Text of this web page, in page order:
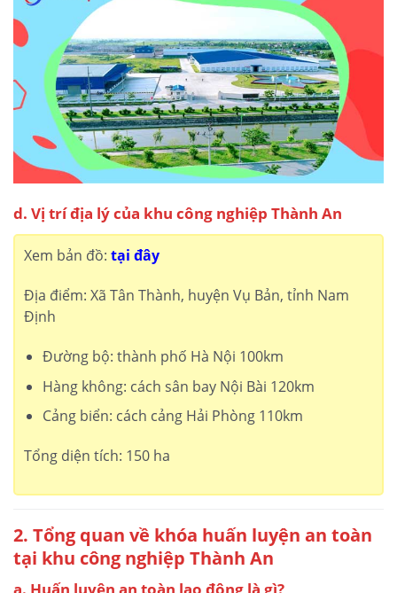
d. Vị trí địa lý của khu công nghiệp Thành An
Xem bản đồ: tại đây
Địa điểm: Xã Tân Thành, huyện Vụ Bản, tỉnh Nam
Định
Đường bộ: thành phố Hà Nội 100km
Hàng không: cách sân bay Nội Bài 120km
Cảng biển: cách cảng Hải Phòng 110km
Tổng diện tích: 150 ha
2. Tổng quan về khóa huấn luyện an toàn
tại khu công nghiệp Thành An
a. Huấn luyện an toàn lao động là gì?